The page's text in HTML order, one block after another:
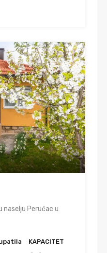
naselju Perućac u
KAPACITET